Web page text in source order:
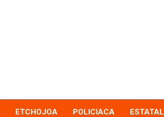
ETCHOJOA POLICIACA ESTATAL